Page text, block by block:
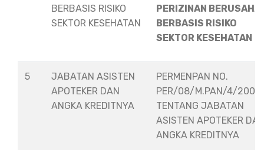
BERBASIS RISIKO
SEKTOR KESEHATAN
PERIZINAN BERUSAHA
BERBASIS RISIKO
SEKTOR KESEHATAN
5
JABATAN ASISTEN
APOTEKER DAN
ANGKA KREDITNYA
PERMENPAN NO.
PER/08/M.PAN/4/2008
TENTANG JABATAN
ASISTEN APOTEKER
ANGKA KREDITNYA